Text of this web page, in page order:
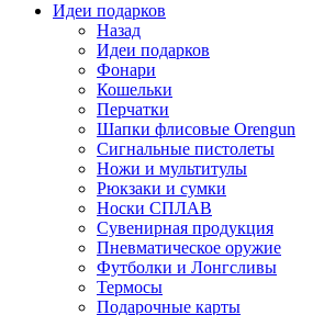
Идеи подарков
Назад
Идеи подарков
Фонари
Кошельки
Перчатки
Шапки флисовые Orengun
Сигнальные пистолеты
Ножи и мультитулы
Рюкзаки и сумки
Носки СПЛАВ
Сувенирная продукция
Пневматическое оружие
Футболки и Лонгсливы
Термосы
Подарочные карты